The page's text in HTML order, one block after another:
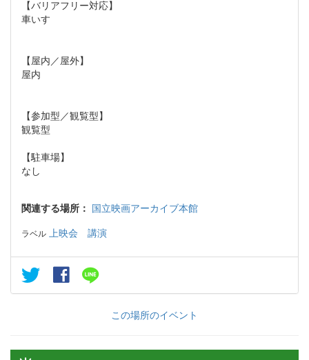
【バリアフリー対応】
車いす
【屋内／屋外】
屋内
【参加型／観覧型】
観覧型
【駐車場】
なし
関連する場所： 国立映画アーカイブ本館
ラベル 上映会 講演
この場所のイベント